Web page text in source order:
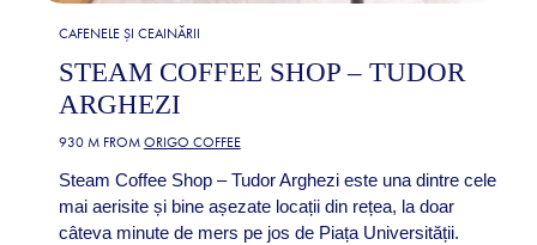
CAFENELE ȘI CEAINĂRII
STEAM COFFEE SHOP – TUDOR
ARGHEZI
930 M FROM ORIGO COFFEE
Steam Coffee Shop – Tudor Arghezi este una dintre cele
mai aerisite și bine așezate locații din rețea, la doar
câteva minute de mers pe jos de Piața Universității.